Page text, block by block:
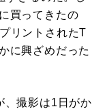
買ってきたの
リントされたT
に興ざめだった
、撮影は1日がか